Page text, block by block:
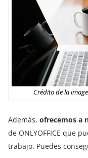
Crédito de la
Además, ofrecemos a
de ONLYOFFICE que
trabajo. Puedes